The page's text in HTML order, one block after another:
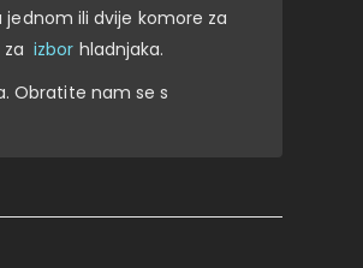
jednom ili dvije komore za
izbor hladnjaka.
Obratite nam se s